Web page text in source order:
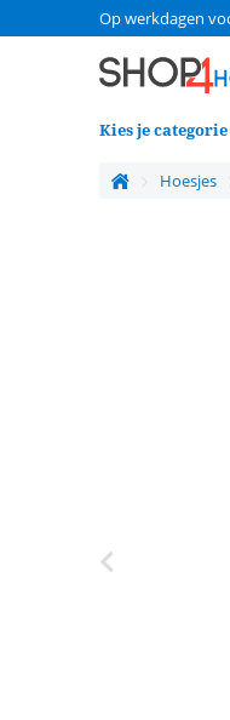
Op werkdagen
Kies je categorie
Hoesjes